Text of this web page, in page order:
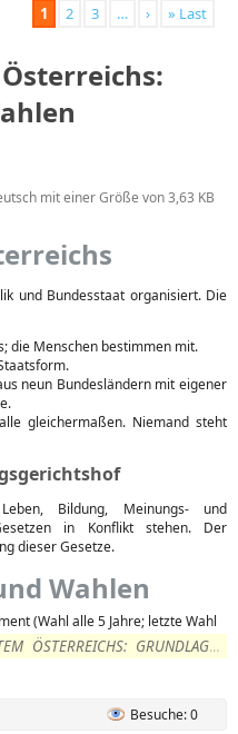
1 2 3 … › » Last
mit einer Größe von 3,63 KB
und Bundesstaat organisiert. Die
die Menschen bestimmen mit.
neun Bundesländern mit eigener
gleichermaßen. Niemand steht
Bildung, Meinungs- und
in Konflikt stehen. Der
dieser Gesetze.
Wahlen
(Wahl alle 5 Jahre; letzte Wahl
ÖSTERREICHS: GRUNDLAGEN
Besuche: 0